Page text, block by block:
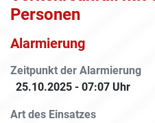
Personen
Alarmierung
Zeitpunkt der Alarmierung
25.10.2025 - 07:07 Uhr
Art des Einsatzes